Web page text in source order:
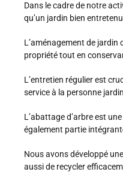
Dans le cadre de notre
qu’un jardin bien
L’aménagement de
propriété tout en
L’entretien régulier est
service à la personne
L’abattage d’arbre est
également partie
Nous avons développé
aussi de recycler